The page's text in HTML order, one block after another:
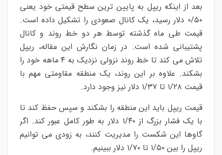
بعد از اینکه ریپل به پایین ترین سطح قیمتی خود یعنی
۰/۵۰ دلار رسید، یک کانال صعودی را تشکیل داده است.
قیمت طی ماه گذشته توسط هر دو خط روند و کانال
پشتیبانی شده است. در زمان نگارش این مقاله، ریپل
تلاش می کند تا خط روند نزولی نزدیک به ۴ ماهه خود را
بشکند. علاوه بر این روند، یک منطقه مقاومتی مهم با
قیمت ۱/۲۸ تا ۱/۳۷ دلار نیز وجود دارد.
قیمت ریپل باید این منطقه را بشکند و سپس حفظ کند تا
با یک فشار بزرگ از ۱/۴۰ دلار به طور کامل عبور کند. اگر
گاوها این شکست را مدیریت کنند، به زودی می توانیم
ریپل را بین ۱/۵۰ تا ۱/۷۰ دلار ببینیم.